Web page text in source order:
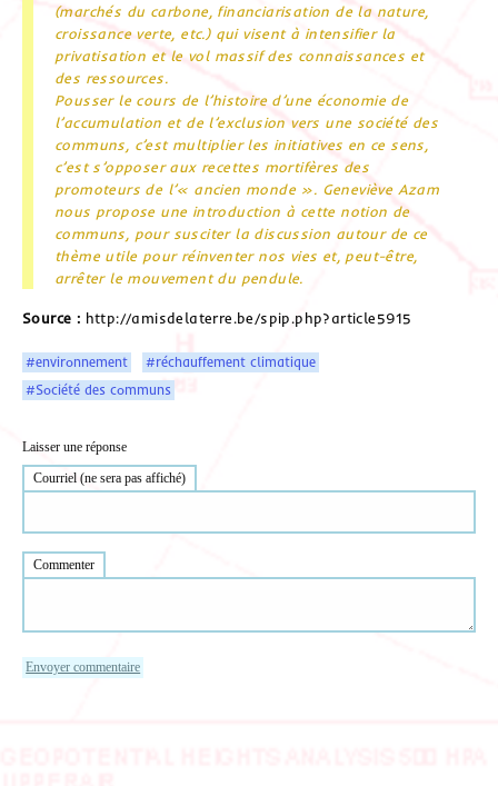
(marchés du carbone, financiarisation de la nature,
croissance verte, etc.) qui visent à intensifier la
privatisation et le vol massif des connaissances et
des ressources.
Pousser le cours de l’histoire d’une économie de
l’accumulation et de l’exclusion vers une société des
communs, c’est multiplier les initiatives en ce sens,
c’est s’opposer aux recettes mortifères des
promoteurs de l’« ancien monde ». Geneviève Azam
nous propose une introduction à cette notion de
communs, pour susciter la discussion autour de ce
thème utile pour réinventer nos vies et, peut-être,
arrêter le mouvement du pendule.
Source : http://amisdelaterre.be/spip.php?article5915
#environnement
#réchauffement climatique
#Société des communs
Laisser une réponse
Courriel (ne sera pas affiché)
Commenter